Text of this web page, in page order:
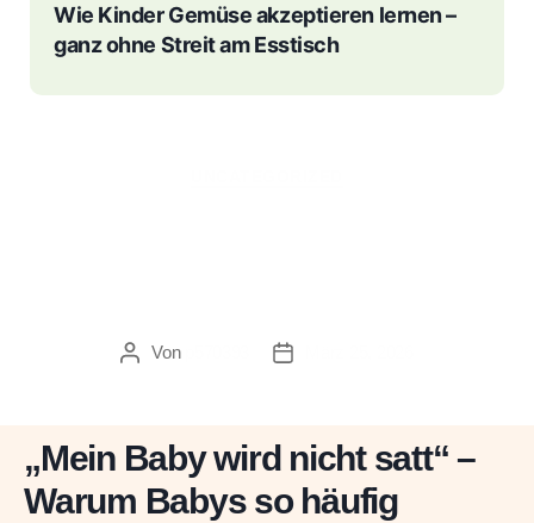
Wie Kinder Gemüse akzeptieren lernen –
ganz ohne Streit am Esstisch
Beitragsautor
Von Veröffentlichungsdatum
„Mein Baby wird nicht satt“ –
Warum Babys so häufig